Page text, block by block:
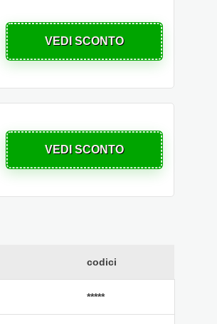
VEDI SCONTO
VEDI SCONTO
codici
*****